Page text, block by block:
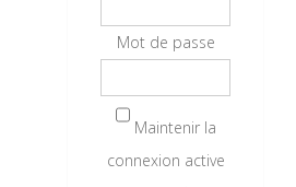
Mot de passe
Maintenir la
connexion active